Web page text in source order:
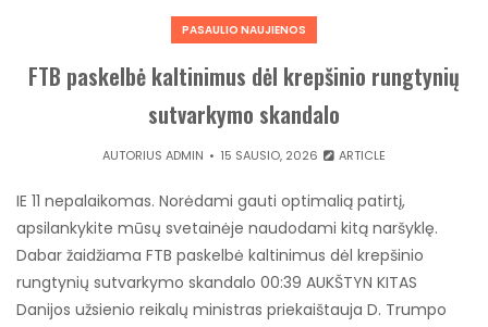
PASAULIO NAUJIENOS
FTB paskelbė kaltinimus dėl krepšinio rungtynių
sutvarkymo skandalo
AUTORIUS ADMIN 15 SAUSIO, 2026 ARTICLE
IE 11 nepalaikomas. Norėdami gauti optimalią patirtį,
apsilankykite mūsų svetainėje naudodami kitą naršyklę.
Dabar žaidžiama FTB paskelbė kaltinimus dėl krepšinio
rungtynių sutvarkymo skandalo 00:39 AUKŠTYN KITAS
Danijos užsienio reikalų ministras priekaištauja D. Trumpo